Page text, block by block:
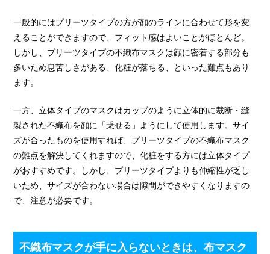
一般的にはプリーツタイプの方が顔のラインに合わせて形を変
えることができますので、フィット感はよいことがほとんど。
しかし、プリーツタイプの不織布マスクは顔に密着する部分も
多いため息苦しさがある、化粧が落ちる、といった難点もあり
ます。
一方、立体タイプのマスクはカップのように立体的に裁断・縫
製された不織布を顔に「乗せる」ようにして使用します。サイ
ズが合ったものを使用すれば、プリーツタイプの不織布マスク
の難点を解決してくれますので、化粧をする方には立体タイプ
がおすすめです。しかし、プリーツタイプよりも伸縮性が乏し
いため、サイズが合わない場合は隙間ができやすくなりますの
で、注意が必要です。
不織布マスクが手に入らないときは、布マスク